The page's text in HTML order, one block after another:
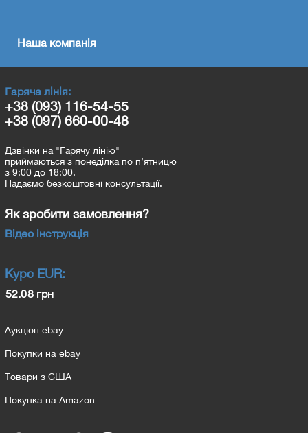
Наша компанія
Гаряча лінія:
+38 (093) 116-54-55
+38 (097) 660-00-48
Дзвінки на "Гарячу лінію"
приймаються з понеділка по п’ятницю
з 9:00 до 18:00.
Надаємо безкоштовні консультації.
Як зробити замовлення?
Відео інструкція
Курс EUR:
52.08 грн
Аукціон ebay
Покупки на ebay
Товари з США
Покупка на Amazon